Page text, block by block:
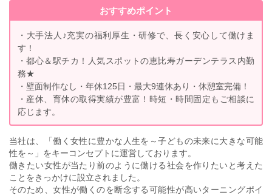
おすすめポイント
・大手法人♪充実の福利厚生・研修で、長く安心して働けま
す！
・都心＆駅チカ！人気スポットの恵比寿ガーデンテラス内勤
務★
・壁面制作なし・年休125日・最大9連休あり・休憩室完備！
・産休、育休の取得実績が豊富！時短・時間固定もご相談に
応じます。
当社は、「働く女性に豊かな人生を～子どもの未来に大きな可能
性を～」をキーコンセプトに運営しております。
働きたい女性が当たり前のように働ける社会を作りたいと考えた
ことをきっかけに設立されました。
そのため、女性が働くのを断念する可能性が高いターニングポイ